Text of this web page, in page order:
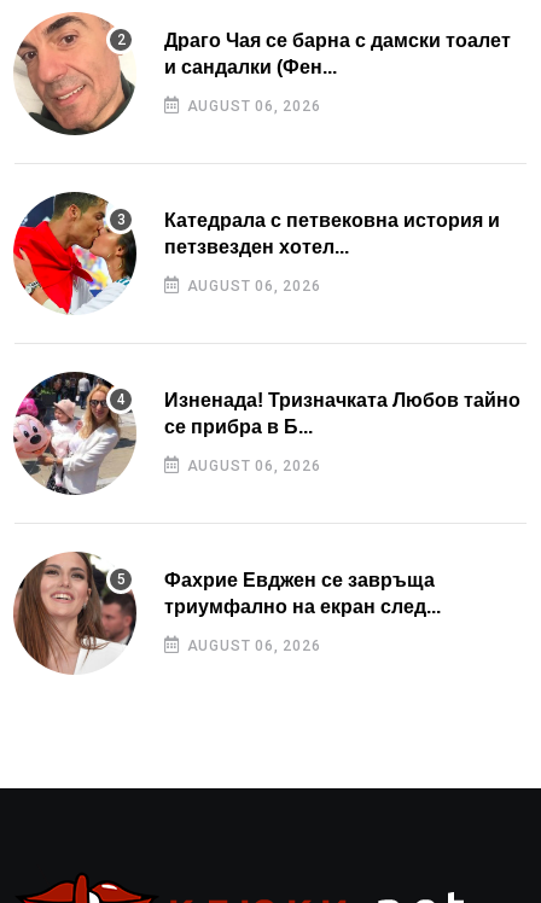
Драго Чая се барна с дамски тоалет
и сандалки (Фен...
AUGUST 06, 2026
Катедрала с петвековна история и
петзвезден хотел...
AUGUST 06, 2026
Изненада! Тризначката Любов тайно
се прибра в Б...
AUGUST 06, 2026
Фахрие Евджен се завръща
триумфално на екран след...
AUGUST 06, 2026